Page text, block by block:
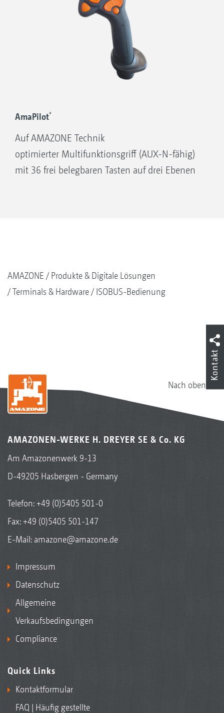
Teilflächenspezifische Applikation von
Flüssigdünger oder Pflanzenschutzmittel
AmaPilot+
Auf AMAZONE Technik
optimierter Multifunktionsgriff (AUX-N-fähig)
mit 36 frei belegbaren Tasten auf drei Ebenen
AMAZONE
Produkte & Digitale Lösungen
Terminals & Hardware
ISOBUS-Bedienung
Nach oben
AMAZONEN-WERKE H. DREYER SE & Co. KG
Am Amazonenwerk 9-13
D-49205 Hasbergen - Germany
Telefon:+49 (0)5405 501-0
Fax: +49 (0)5405 501-147
E-Mail: amazone@amazone.de
Impressum
Datenschutz
Allgemeine
Verkaufsbedingungen
Compliance
Quick Links
Kontaktformular
FAQ | Häufig gestellte
Kontakt